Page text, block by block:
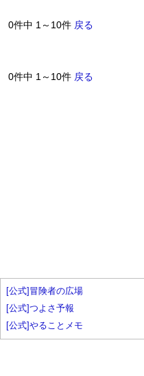
0件中 1～10件 戻る
0件中 1～10件 戻る
[公式]冒険者の広場
[公式]つよさ予報
[公式]やることメモ